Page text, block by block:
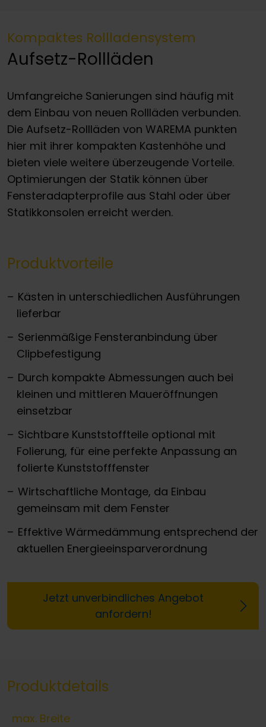
Kompaktes Rollladensystem
Aufsetz-Rollläden
Umfangreiche Sanierungen sind häufig mit
dem Einbau von neuen Rollläden verbunden.
Die Aufsetz-Rollläden von WAREMA punkten
hier mit ihrer kompakten Kastenhöhe und
bieten viele weitere überzeugende Vorteile.
Optimierungen der Statik können über
Fensteradapterprofile aus Stahl oder über
Statikkonsolen erreicht werden.
Produktvorteile
Kästen in unterschiedlichen Ausführungen
lieferbar
Serienmäßige Fensteranbindung über
Clipbefestigung
Durch kompakte Abmessungen auch bei
kleinen und mittleren Maueröffnungen
einsetzbar
Sichtbare Kunststoffteile optional mit
Folierung, für eine perfekte Anpassung an
folierte Kunststofffenster
Wirtschaftliche Montage, da Einbau
gemeinsam mit dem Fenster
Effektive Wärmedämmung entsprechend der
aktuellen Energieeinsparverordnung
Jetzt unverbindliches Angebot
anfordern!
Produktdetails
max. Breite